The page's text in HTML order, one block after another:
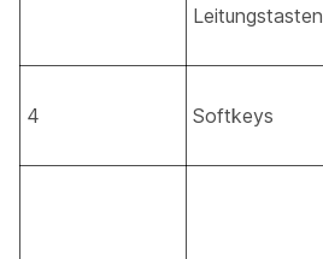
Leitungstasten
4 Softkeys